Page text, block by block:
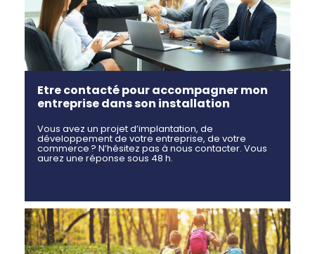
Etre contacté pour accompagner mon
entreprise dans son installation
Vous avez un projet d’implantation, de
développement de votre entreprise, de votre
commerce ? N’hésitez pas à nous contacter. Vous
aurez une réponse sous 48 h.